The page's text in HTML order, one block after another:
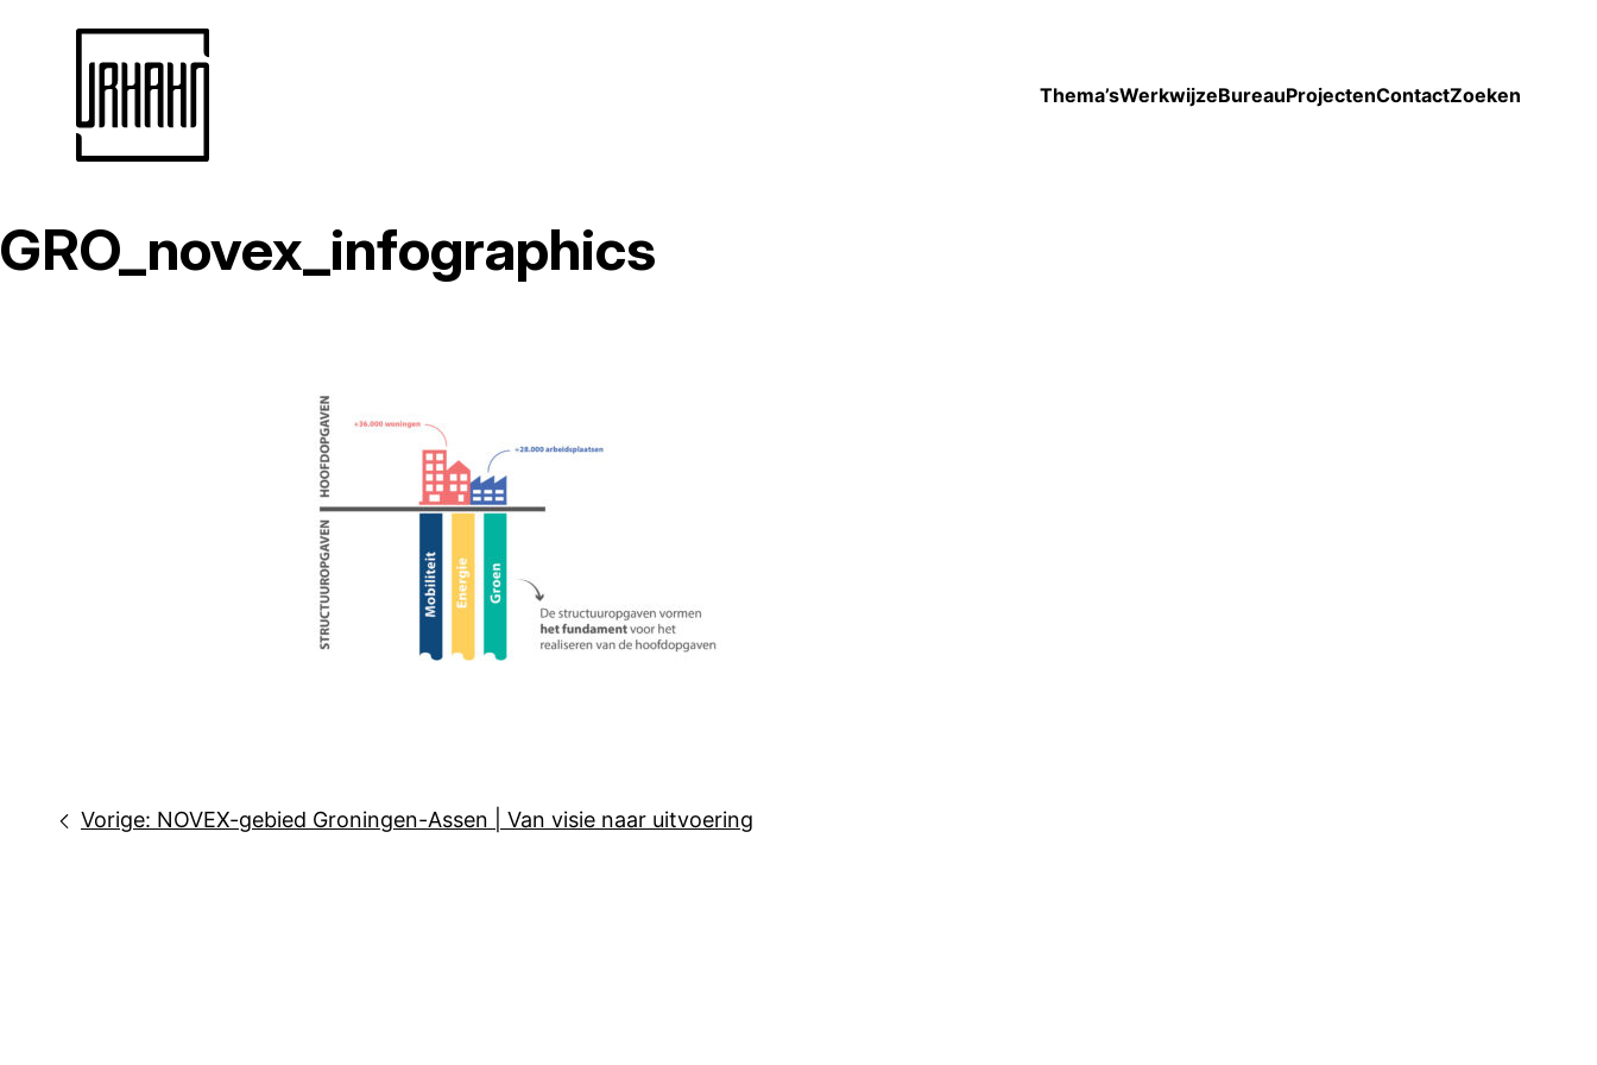
Naar
inhoud
Thema’sWerkwijzeBureauProjectenContactZoeken
GRO_novex_infographics
Bericht
Vorige: NOVEX-gebied Groningen-Assen | Van visie naar uitvoering